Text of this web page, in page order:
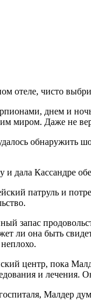
чисто
днем и
миром. Даже не
обнаружить
дала Кассандре
патруль и
запас
ли она быть
центр, пока
и лечения.
Малдер